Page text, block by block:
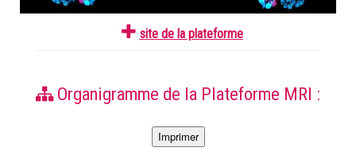
site de la plateforme
Organigramme de la Plateforme MRI :